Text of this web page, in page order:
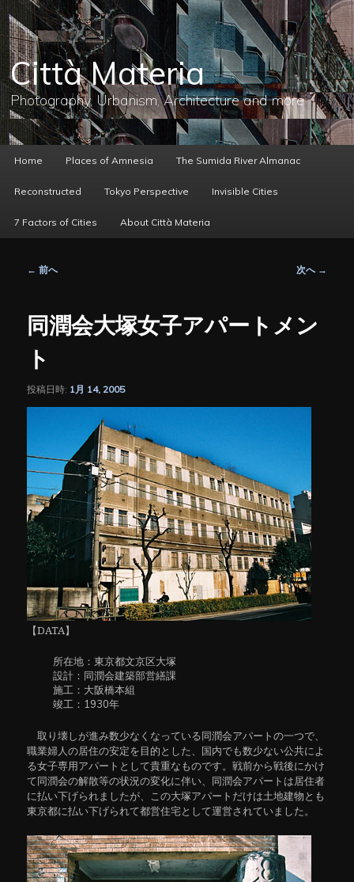
メ
イ
ン
コ
ン
テ
ン
へ
移
動
Città Materia
Photography, Urbanism, Architecture and more
ー
Home Places of Amnesia The Sumida River Almanac
Reconstructed Tokyo Perspective Invisible Cities
7 Factors of Cities About Città Materia
ビ
ゲ
シ
ョ
ン
← 前へ 次へ →
同潤会大塚女子アパートメン
ト
投稿日時: 1月 14, 2005
【DATA】
所在地：東京都文京区大塚
設計：同潤会建築部営繕課
施工：大阪橋本組
竣工：1930年
取り壊しが進み数少なくなっている同潤会アパートの一つで、
職業婦人の居住の安定を目的とした、国内でも数少ない公共によ
る女子専用アパートとして貴重なものです。戦前から戦後にかけ
て同潤会の解散等の状況の変化に伴い、同潤会アパートは居住者
に払い下げられましたが、この大塚アパートだけは土地建物とも
東京都に払い下げられて都営住宅として運営されていました。